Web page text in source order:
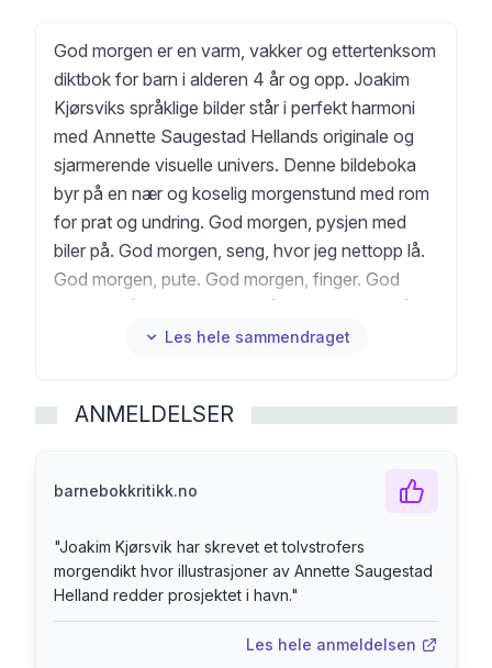
God morgen er en varm, vakker og ettertenksom
diktbok for barn i alderen 4 år og opp. Joakim
Kjørsviks språklige bilder står i perfekt harmoni
med Annette Saugestad Hellands originale og
sjarmerende visuelle univers. Denne bildeboka
byr på en nær og koselig morgenstund med rom
for prat og undring. God morgen, pysjen med
biler på. God morgen, seng, hvor jeg nettopp lå.
God morgen, pute. God morgen, finger. God
Les hele sammendraget
ANMELDELSER
barnebokkritikk.no
"Joakim Kjørsvik har skrevet et tolvstrofers
morgendikt hvor illustrasjoner av Annette Saugestad
Helland redder prosjektet i havn."
Les hele anmeldelsen